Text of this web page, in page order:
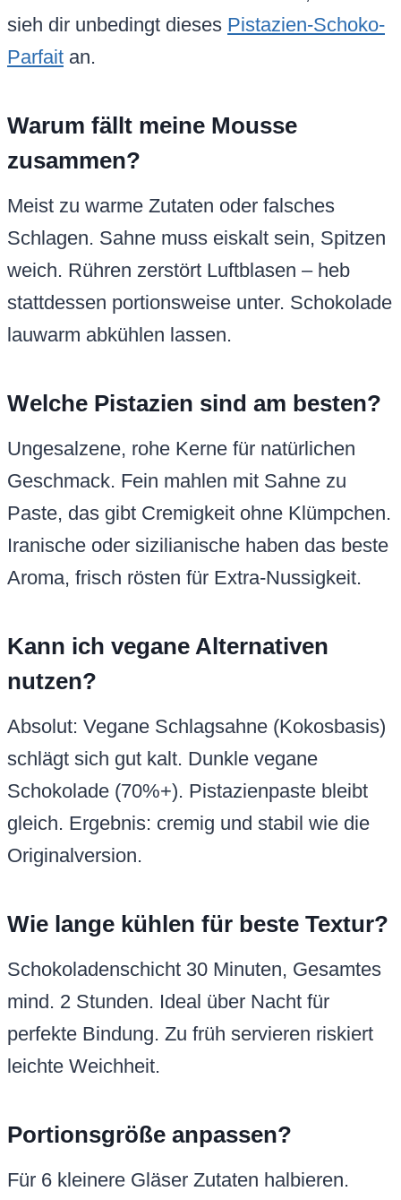
sieh dir unbedingt dieses Pistazien-Schoko-
Parfait an.
Warum fällt meine Mousse
zusammen?
Meist zu warme Zutaten oder falsches
Schlagen. Sahne muss eiskalt sein, Spitzen
weich. Rühren zerstört Luftblasen – heb
stattdessen portionsweise unter. Schokolade
lauwarm abkühlen lassen.
Welche Pistazien sind am besten?
Ungesalzene, rohe Kerne für natürlichen
Geschmack. Fein mahlen mit Sahne zu
Paste, das gibt Cremigkeit ohne Klümpchen.
Iranische oder sizilianische haben das beste
Aroma, frisch rösten für Extra-Nussigkeit.
Kann ich vegane Alternativen
nutzen?
Absolut: Vegane Schlagsahne (Kokosbasis)
schlägt sich gut kalt. Dunkle vegane
Schokolade (70%+). Pistazienpaste bleibt
gleich. Ergebnis: cremig und stabil wie die
Originalversion.
Wie lange kühlen für beste Textur?
Schokoladenschicht 30 Minuten, Gesamtes
mind. 2 Stunden. Ideal über Nacht für
perfekte Bindung. Zu früh servieren riskiert
leichte Weichheit.
Portionsgröße anpassen?
Für 6 kleinere Gläser Zutaten halbieren.